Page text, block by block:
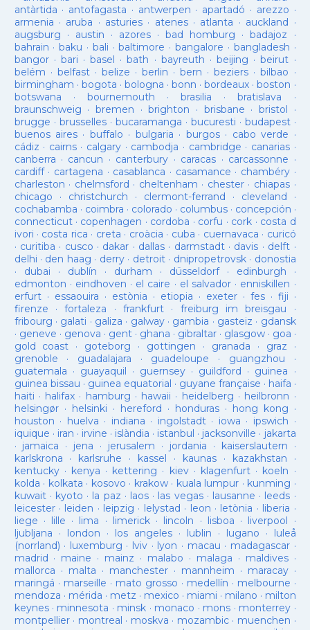
antàrtida · antofagasta · antwerpen · apartadó · arezzo ·
armenia · aruba · asturies· atenes· atlanta · auckland ·
augsburg · austin · azores·bad homburg ·badajoz ·
bahrain ·baku · bali ·baltimore ·bangalore · bangladesh ·
bangor· bari ·basel ·bath · bayreuth ·beijing ·beirut ·
belém · belfast· belize · berlin ·bern ·beziers ·bilbao ·
birmingham · bogota · bologna ·bonn ·bordeaux ·boston ·
botswana · bournemouth ·brasilia ·bratislava ·
braunschweig · bremen ·brighton · brisbane · bristol ·
brugge · brusselles· bucaramanga · bucuresti · budapest·
buenos aires· buffalo · bulgaria · burgos· cabo verde ·
cádiz · cairns· calgary · cambodja · cambridge · canarias·
canberra · cancun · canterbury · caracas · carcassonne ·
cardiff· cartagena · casablanca · casamance · chambéry·
charleston · chelmsford · cheltenham · chester· chiapas ·
chicago · christchurch · clermont-ferrand · cleveland ·
cochabamba · coimbra · colorado · columbus· concepción ·
connecticut· copenhagen · cordoba · corfu · cork · costa d
ivori · costa rica · creta · croàcia · cuba · cuernavaca · curicó
· curitiba · cusco · dakar · dallas · darmstadt· davis · delft ·
delhi · den haag · derry· detroit· dnipropetrovsk· donostia
· dubai · dublín · durham · düsseldorf· edinburgh ·
edmonton · eindhoven · el caire · el salvador · enniskillen ·
erfurt· essaouira · estònia · etiopia · exeter· fes· fiji ·
firenze ·fortaleza · frankfurt· freiburg im breisgau ·
fribourg · galati · galiza · galway· gambia · gasteiz · gdansk
· geneve · genova · gent· ghana · gibraltar· glasgow· goa ·
gold coast · goteborg · gottingen · granada · graz ·
grenoble · guadalajara · guadeloupe · guangzhou ·
guatemala · guayaquil · guernsey· guildford · guinea ·
guinea bissau · guinea equatorial · guyane française · haifa ·
haiti · halifax · hamburg · hawaii · heidelberg · heilbronn ·
helsingør· helsinki · hereford · honduras· hong kong ·
houston · huelva · indiana · ingolstadt· iowa · ipswich ·
iquique · iran · irvine · islàndia · istanbul · jacksonville · jakarta
· jamaica · jena · jerusalem · jordania · kaiserslautern ·
karlskrona · karlsruhe · kassel · kaunas· kazakhstan ·
kentucky· kenya · kettering · kiev· klagenfurt · koeln ·
kolda · kolkata · kosovo · krakow· kuala lumpur · kunming ·
kuwait· kyoto · la paz · laos· las vegas· lausanne · leeds ·
leicester· leiden · leipzig · lelystad · leon · letònia · liberia ·
liege · lille · lima · limerick· lincoln · lisboa · liverpool ·
ljubljana · london · los angeles· lublin · lugano · luleå
(norrland) · luxemburg · lviv · lyon · macau · madagascar·
madrid · maine · mainz · malabo · malaga · maldives·
mallorca · malta · manchester· mannheim · maracay·
maringá · marseille · mato grosso · medellín · melbourne ·
mendoza · mérida · metz · mexico · miami · milano · milton
keynes· minnesota · minsk · monaco · mons · monterrey ·
montpellier· montreal · moskva · mozambic· muenchen ·